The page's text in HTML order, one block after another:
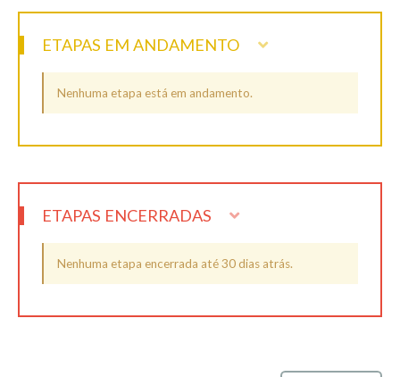
ETAPAS EM ANDAMENTO
Nenhuma etapa está em andamento.
ETAPAS ENCERRADAS
Nenhuma etapa encerrada até 30 dias atrás.